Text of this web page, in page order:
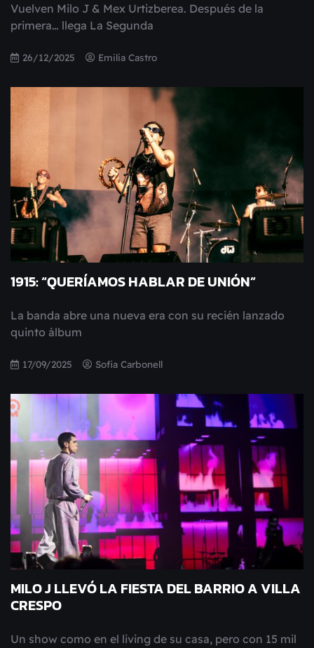
Vuelven Milo J & Mex Urtizberea. Después de la
primera… llega La Segunda
26/12/2025 Emilia Castro
1915: “QUERÍAMOS HABLAR DE UNIÓN”
La banda abre una nueva era con su recién lanzado
quinto álbum
17/09/2025 Sofia Carbonell
MILO J LLEVÓ LA FIESTA DEL BARRIO A VILLA
CRESPO
Un show como en el living de su casa, pero con 15 mil